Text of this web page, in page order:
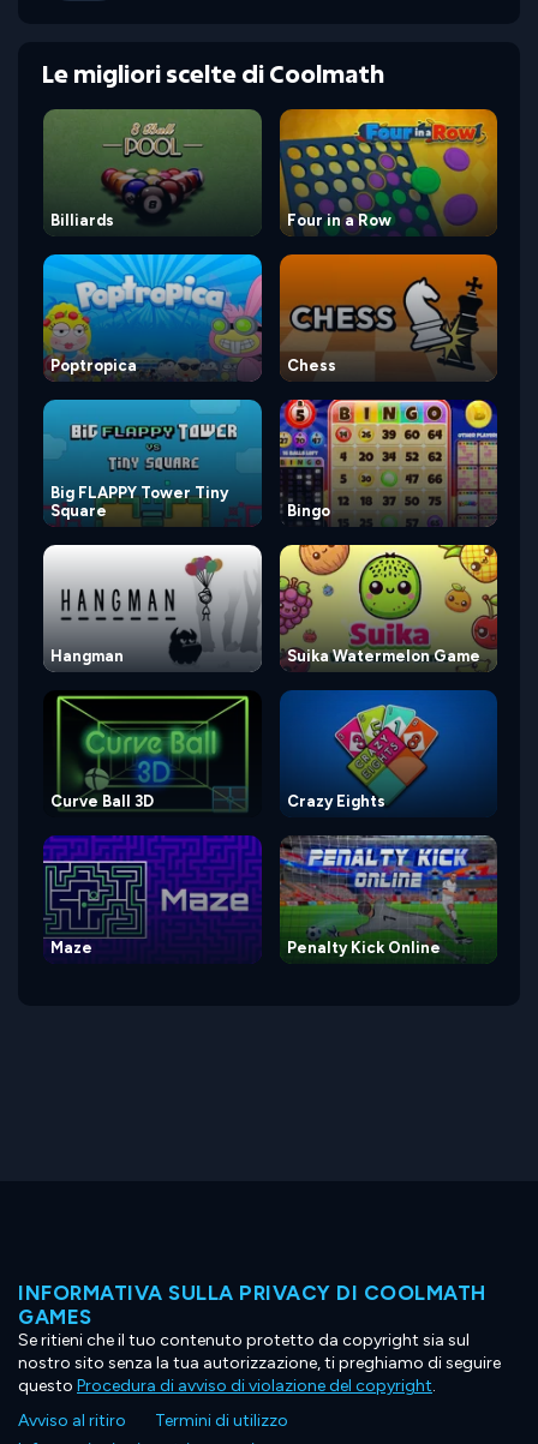
Le migliori scelte di Coolmath
Billiards Four in a Row
Poptropica Chess
Big FLAPPY Tower Tiny
Square
Bingo
Hangman Suika Watermelon Game
Curve Ball 3D Crazy Eights
Maze Penalty Kick Online
INFORMATIVA SULLA PRIVACY DI COOLMATH
GAMES
Se ritieni che il tuo contenuto protetto da copyright sia sul
nostro sito senza la tua autorizzazione, ti preghiamo di seguire
questo Procedura di avviso di violazione del copyright.
Avviso al ritiro
Termini di utilizzo